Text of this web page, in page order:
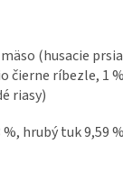
(husacie
čierne ríbezle, 1
riasy)
hrubý tuk 9,59